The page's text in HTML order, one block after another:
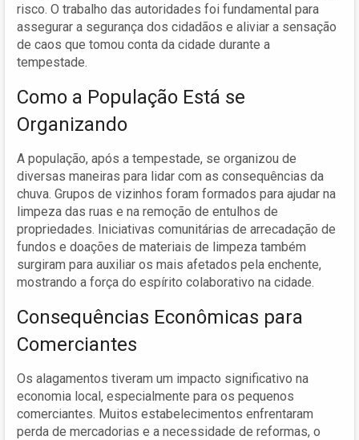
risco. O trabalho das autoridades foi fundamental para
assegurar a segurança dos cidadãos e aliviar a sensação
de caos que tomou conta da cidade durante a
tempestade.
Como a População Está se
Organizando
A população, após a tempestade, se organizou de
diversas maneiras para lidar com as consequências da
chuva. Grupos de vizinhos foram formados para ajudar na
limpeza das ruas e na remoção de entulhos de
propriedades. Iniciativas comunitárias de arrecadação de
fundos e doações de materiais de limpeza também
surgiram para auxiliar os mais afetados pela enchente,
mostrando a força do espírito colaborativo na cidade.
Consequências Econômicas para
Comerciantes
Os alagamentos tiveram um impacto significativo na
economia local, especialmente para os pequenos
comerciantes. Muitos estabelecimentos enfrentaram
perda de mercadorias e a necessidade de reformas, o